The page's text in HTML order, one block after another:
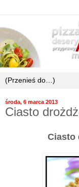
środa, 6 marca 2013
Ciasto
Ciasto